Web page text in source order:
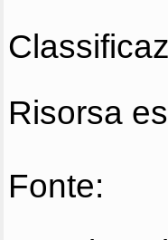
Risorsa
Fonte: